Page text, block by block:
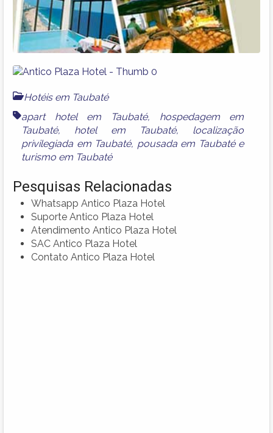
Hotéis em Taubaté
apart hotel em Taubaté, hospedagem em
Taubaté, hotel em Taubaté, localização
privilegiada em Taubaté, pousada em Taubatée
turismo em Taubaté
Pesquisas Relacionadas
Whatsapp Antico Plaza Hotel
Suporte Antico Plaza Hotel
Atendimento Antico Plaza Hotel
SAC Antico Plaza Hotel
Contato Antico Plaza Hotel